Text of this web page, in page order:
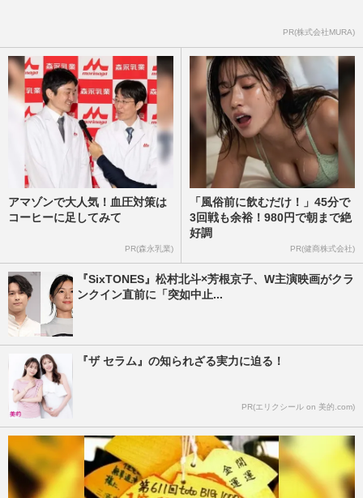
PR(株式会社MURA)
アマゾンで大人気！血圧対策は
コーヒーに足してみて
PR(森永乳業)
「風俗前に飲むだけ！」45分で
3回戦も余裕！980円で朝まで絶
好調
PR(健商株式会社)
『SixTONES』松村北斗×芳根京子、W主演映画がクラ
ンクイン直前に「突如中止...
『ザ セラム』の知られざる実力に迫る！
PR(エリクシール on 美的.com)